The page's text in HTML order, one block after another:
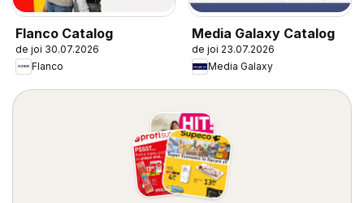
Flanco Catalog
de joi 30.07.2026
Flanco
Media Galaxy Catalog
de joi 23.07.2026
Media Galaxy